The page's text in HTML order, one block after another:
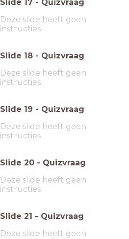
Slide 17 - Quizvraag
Deze slide heeft geen
instructies
Slide 18 - Quizvraag
Deze slide heeft geen
instructies
Slide 19 - Quizvraag
Deze slide heeft geen
instructies
Slide 20 - Quizvraag
Deze slide heeft geen
instructies
Slide 21 - Quizvraag
Deze slide heeft geen